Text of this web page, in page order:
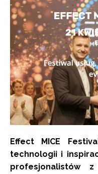
Effect MICE
technologii i
profesjonalistów